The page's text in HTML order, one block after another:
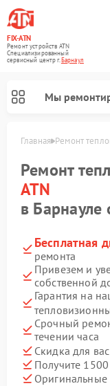
FIX-ATN
Ремонт устройств ATN
Специализированный
cервисный центр г.Барнаул
Мы
Главная Ремонт
Ремонт
ATN
в Барнауле
Бесплатная
ремонта
Привезем и
собственной
Гарантия на
Срочный
течении часа
Скидка для
Получите